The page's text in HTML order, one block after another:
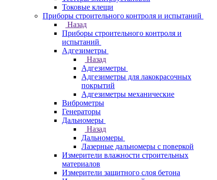
Токовые клещи
Приборы строительного контроля и испытаний
Назад
Приборы строительного контроля и
испытаний
Адгезиметры
Назад
Адгезиметры
Адгезиметры для лакокрасочных
покрытий
Адгезиметры механические
Виброметры
Генераторы
Дальномеры
Назад
Дальномеры
Лазерные дальномеры с поверкой
Измерители влажности строительных
материалов
Измерители защитного слоя бетона